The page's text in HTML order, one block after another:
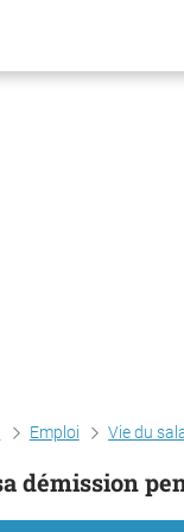
Emploi Vie du
démission